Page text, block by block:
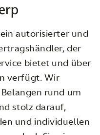
autorisierter und
der
bietet und über
verfügt. Wir
rund um
stolz darauf,
und individuellen